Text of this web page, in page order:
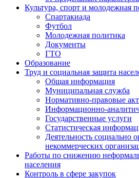
Культура, спорт и молодежная
Спартакиада
Футбол
Молодежная политика
Документы
ГТО
Образование
Труд и социальная защита
Общая информация
Муниципальная служба
Нормативно-правовые
Информационно-
Государственные услуги
Статистическая
Деятельность социально
некоммерческих
Работы по снижению
населения
Контроль в сфере закупок